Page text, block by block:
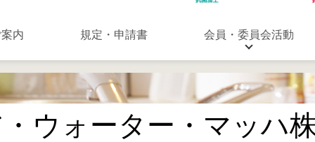
内 規定・申請書 会員・委員会活動
・ウォーター・マッハ